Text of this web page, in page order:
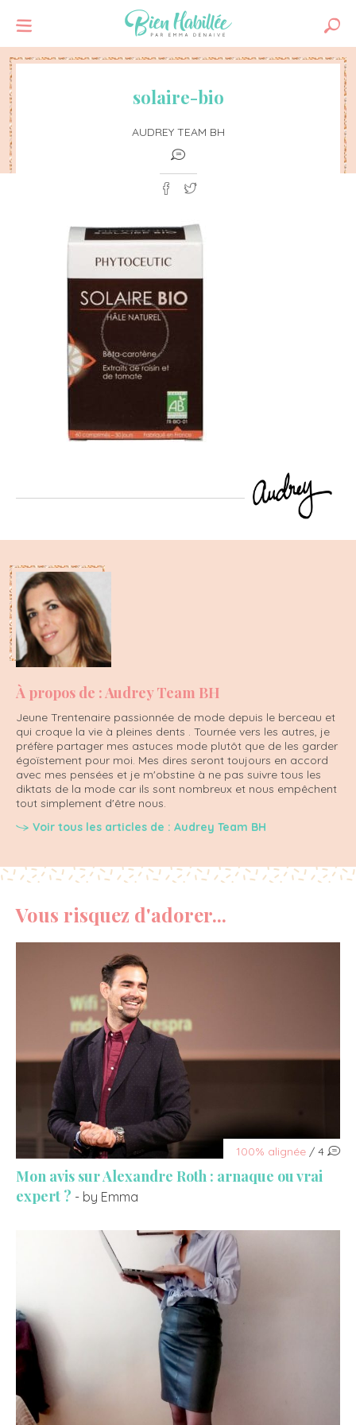
solaire-bio
AUDREY TEAM BH
À propos de : Audrey Team BH
Jeune Trentenaire passionnée de mode depuis le berceau et
qui croque la vie à pleines dents . Tournée vers les autres, je
préfère partager mes astuces mode plutôt que de les garder
égoïstement pour moi. Mes dires seront toujours en accord
avec mes pensées et je m'obstine à ne pas suivre tous les
diktats de la mode car ils sont nombreux et nous empêchent
tout simplement d'être nous.
Voir tous les articles de : Audrey Team BH
Vous risquez d'adorer...
100% alignée / 4
Mon avis sur Alexandre Roth : arnaque ou vrai
expert ? - by Emma